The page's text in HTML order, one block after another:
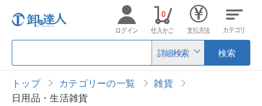
詳細検索 検索
ログイン 仕入かご
0
支払方法 カテゴリ
トップ カテゴリーの一覧
雑貨
日用品・生活雑貨